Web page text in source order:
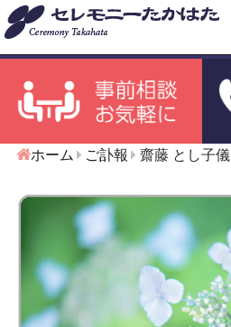
ホーム ご訃報 齋藤 とし子儀